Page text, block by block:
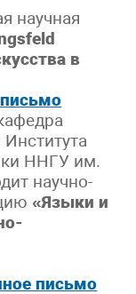
научная
в
ННГУ им.
научно-
«Языки и
письмо